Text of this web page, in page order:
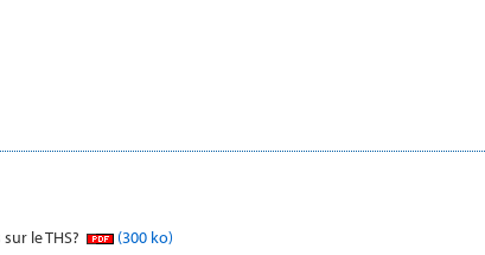
le THS?
(300 ko)